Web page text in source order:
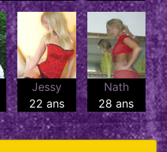
Jessy
22 ans
Nath
28 ans